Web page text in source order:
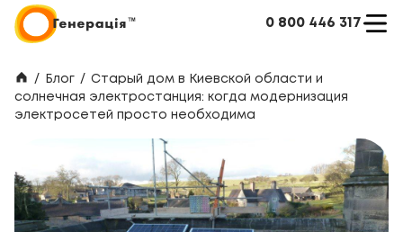
0 800 446 317
/ Блог / Старый дом в Киевской области и
солнечная электростанция: когда модернизация
электросетей просто необходима